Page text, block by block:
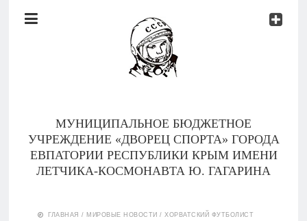
Документы
МУНИЦИПАЛЬНОЕ БЮДЖЕТНОЕ
УЧРЕЖДЕНИЕ «ДВОРЕЦ СПОРТА» ГОРОДА
ЕВПАТОРИИ РЕСПУБЛИКИ КРЫМ ИМЕНИ
ЛЕТЧИКА-КОСМОНАВТА Ю. ГАГАРИНА
ГЛАВНАЯ / МИРОВЫЕ НОВОСТИ /ХОРВАТСКИЙ ФУТБОЛИСТ